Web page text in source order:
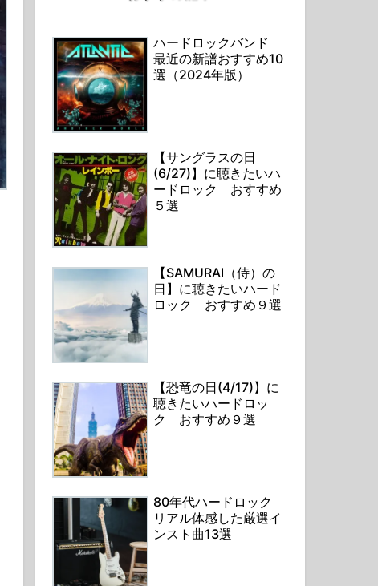
ハードロックバンド
最近の新譜おすすめ10
選（2024年版）
【サングラスの日
(6/27)】に聴きたいハ
ードロック おすすめ
５選
【SAMURAI（侍）の
日】に聴きたいハード
ロック おすすめ９選
【恐竜の日(4/17)】に
聴きたいハードロッ
ク おすすめ９選
80年代ハードロック
リアル体感した厳選イ
ンスト曲13選